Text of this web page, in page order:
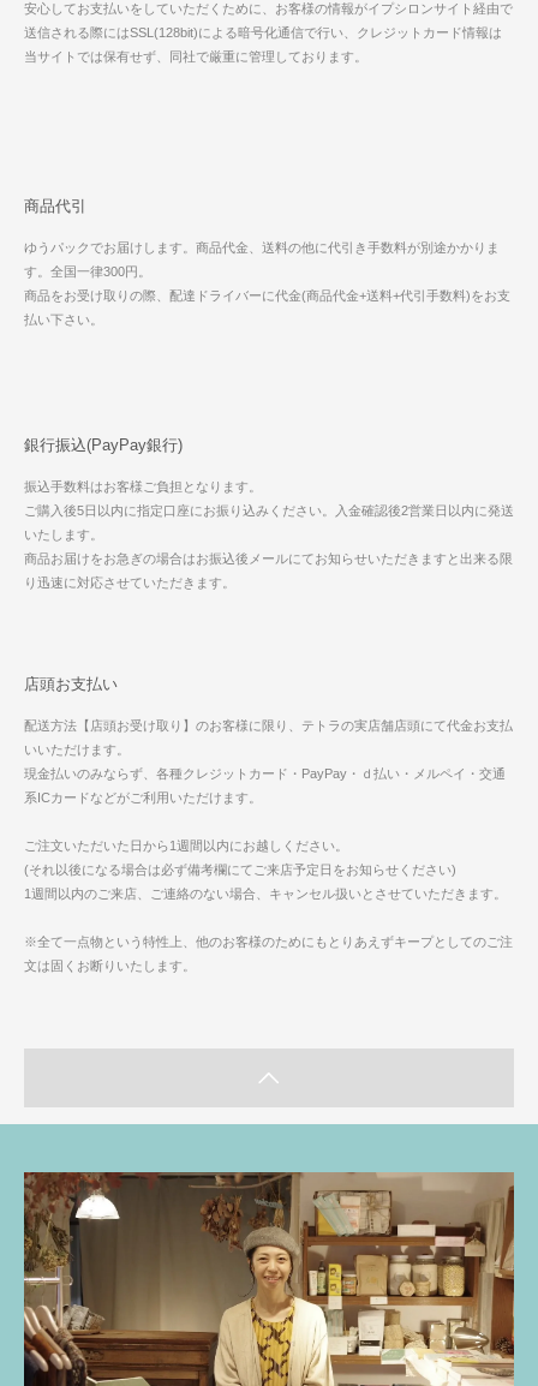
安心してお支払いをしていただくために、お客様の情報がイプシロンサイト経由で
送信される際にはSSL(128bit)による暗号化通信で行い、クレジットカード情報は
当サイトでは保有せず、同社で厳重に管理しております。
商品代引
ゆうパックでお届けします。商品代金、送料の他に代引き手数料が別途かかりま
す。全国一律300円。
商品をお受け取りの際、配達ドライバーに代金(商品代金+送料+代引手数料)をお支
払い下さい。
銀行振込(PayPay銀行)
振込手数料はお客様ご負担となります。
ご購入後5日以内に指定口座にお振り込みください。入金確認後2営業日以内に発送
いたします。
商品お届けをお急ぎの場合はお振込後メールにてお知らせいただきますと出来る限
り迅速に対応させていただきます。
店頭お支払い
配送方法【店頭お受け取り】のお客様に限り、テトラの実店舗店頭にて代金お支払
いいただけます。
現金払いのみならず、各種クレジットカード・PayPay・ｄ払い・メルペイ・交通
系ICカードなどがご利用いただけます。
ご注文いただいた日から1週間以内にお越しください。
(それ以後になる場合は必ず備考欄にてご来店予定日をお知らせください)
1週間以内のご来店、ご連絡のない場合、キャンセル扱いとさせていただきます。
※全て一点物という特性上、他のお客様のためにもとりあえずキープとしてのご注
文は固くお断りいたします。